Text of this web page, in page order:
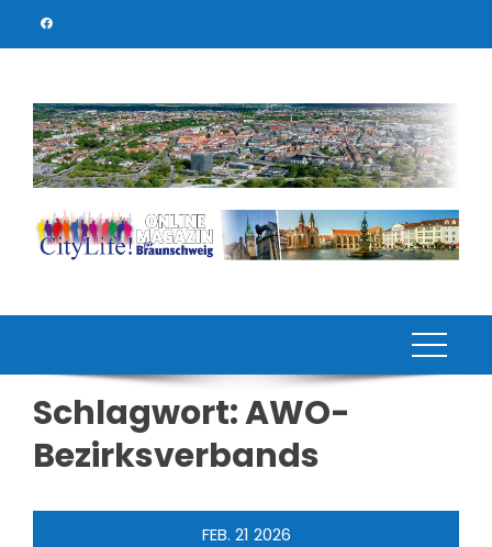
Schlagwort:AWO-
Bezirksverbands
FEB. 21 2026